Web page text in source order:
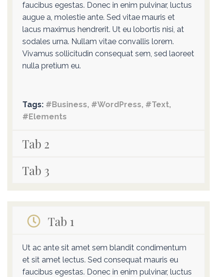
faucibus egestas. Donec in enim pulvinar, luctus
augue a, molestie ante. Sed vitae mauris et
lacus maximus hendrerit. Ut eu lobortis nisi, at
sodales urna. Nullam vitae convallis lorem.
Vivamus sollicitudin consequat sem, sed laoreet
nulla pretium eu.
Tags: #Business, #WordPress, #Text,
#Elements
Tab 2
Tab 3
Tab 1
Ut ac ante sit amet sem blandit condimentum
et sit amet lectus. Sed consequat mauris eu
faucibus egestas. Donec in enim pulvinar, luctus